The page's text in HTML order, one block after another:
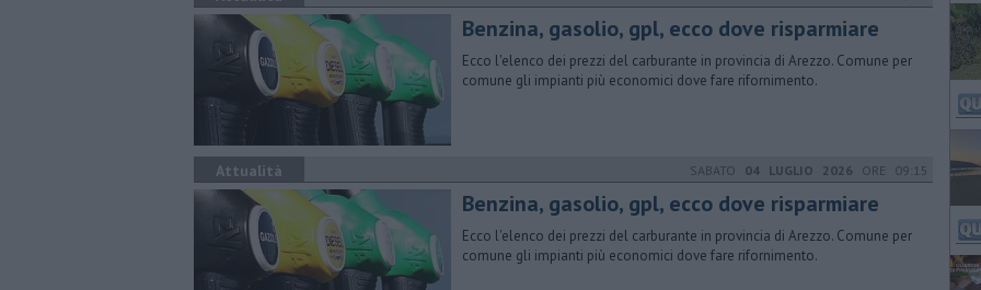
​Benzina, gasolio, gpl, ecco dove risparmiare
Ecco l'elenco dei prezzi del carburante in provincia di Arezzo. Comune per
comune gli impianti più economici dove fare rifornimento.
Attualità SABATO 04 LUGLIO 2026 ORE 09:15
​Benzina, gasolio, gpl, ecco dove risparmiare
Ecco l'elenco dei prezzi del carburante in provincia di Arezzo. Comune per
comune gli impianti più economici dove fare rifornimento.